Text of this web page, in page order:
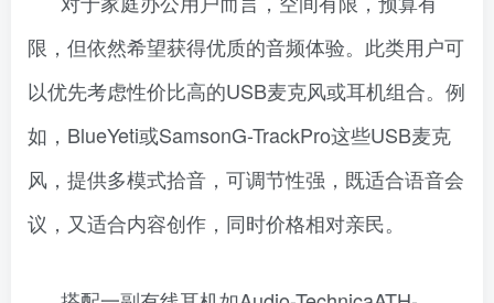
限，但依然希望获得优质的音频体验。此类用户可
以优先考虑性价比高的USB麦克风或耳机组合。例
如，BlueYeti或SamsonG-TrackPro这些USB麦克
风，提供多模式拾音，可调节性强，既适合语音会
议，又适合内容创作，同时价格相对亲民。